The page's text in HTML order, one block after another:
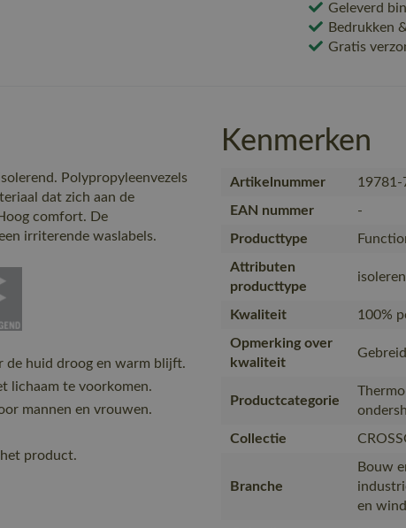
Geleverd
Bedrukken
Gratis
Polypropyleenvezels
dat zich aan de
comfort. De
irriterende waslabels.
de huid droog en warm blijft.
lichaam te voorkomen.
mannen en vrouwen.
product.
Kenmerken
Artikelnummer
19781-
EAN nummer
-
Producttype
Attributen
producttype
Kwaliteit
100%
Opmerking over
kwaliteit
Productcategorie
Collectie
Branche
Bouw
en